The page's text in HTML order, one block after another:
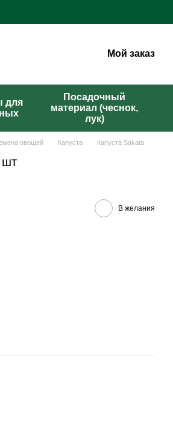
Мой заказ
для
Посадочный
материал (чеснок,
лук)
овощей Капуста Капуста Sakata
шт
В желания